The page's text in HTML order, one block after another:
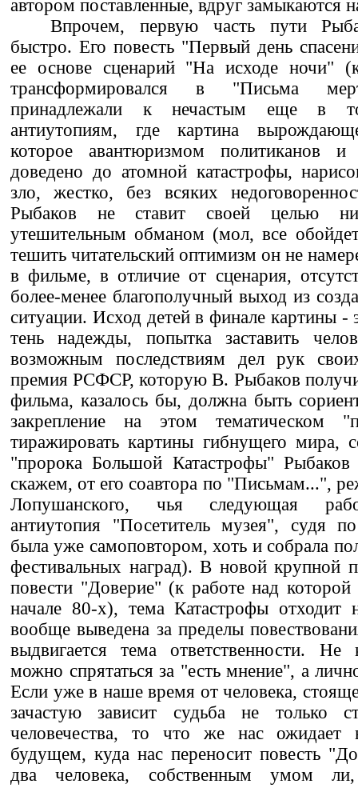
автором поставленные, вдруг замыкаются
Впрочем, первую часть пути
быстро. Его повесть "Первый день
ее основе сценарий "На исходе ночи"
трансформировался в "Письма
принадлежали к нечастым еще в
антиутопиям, где картина
которое авантюризмом политиканов
доведено до атомной катастрофы,
зло, жестко, без всяких
Рыбаков не ставит своей целью
утешительным обманом (мол, все
тешить читательский оптимизм он не
в фильме, в отличие от сценария,
более-менее благополучный выход из
ситуации. Исход детей в финале картины -
тень надежды, попытка заставить
возможным последствиям дел рук
премия РСФСР, которую В. Рыбаков
фильма, казалось бы, должна быть
закрепление на этом тематическом
тиражировать картины гибнущего мира,
"пророка Большой Катастрофы" Рыбаков
скажем, от его соавтора по "Письмам...",
Лопушанского, чья следующая
антиутопия "Посетитель музея", судя
была уже самоповтором, хоть и собрала
фестивальных наград). В новой крупной
повести "Доверие" (к работе над
начале 80-х), тема Катастрофы отходит
вообще выведена за пределы
выдвигается тема ответственности. Не
можно спрятаться за "есть мнение", а
Если уже в наше время от человека,
зачастую зависит судьба не только
человечества, то что же нас ожидает
будущем, куда нас переносит повесть
два человека, собственным умом